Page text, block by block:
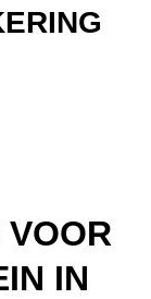
IN